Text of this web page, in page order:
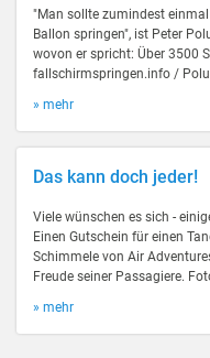
"Man sollte zumindest
Ballon springen", ist Peter
wovon er spricht: Über 3500
fallschirmspringen.info /
» mehr
Das kann doch jeder!
Viele wünschen es sich -
Einen Gutschein für einen
Schimmele von Air
Freude seiner Passagiere.
» mehr